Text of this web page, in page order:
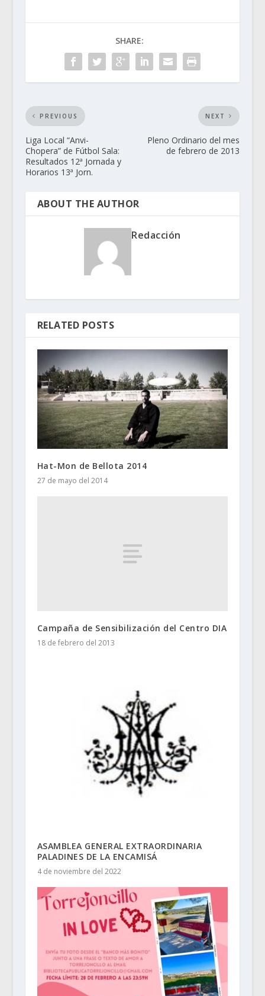
SHARE:
PREVIOUS
Liga Local “Anvi-
Chopera” de Fútbol Sala:
Resultados 12ª Jornada y
Horarios 13ª Jorn.
NEXT
Pleno Ordinario del mes
de febrero de 2013
ABOUT THE AUTHOR
Redacción
RELATED POSTS
Hat-Mon de Bellota 2014
27 de mayo del 2014
Campaña de Sensibilización del Centro DIA
18 de febrero del 2013
ASAMBLEA GENERAL EXTRAORDINARIA
PALADINES DE LA ENCAMISÁ
4 de noviembre del 2022